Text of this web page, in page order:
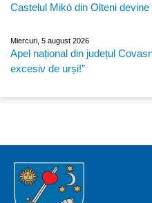
Castelul Mikó din Olteni
Miercuri, 5 august 2026
Apel național din județul
excesiv de urși!”